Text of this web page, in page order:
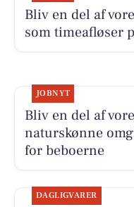
Bliv en del af
som timeafløser
JOBNYT
Bliv en del af
naturskønne
for beboerne
DAGLIGVARER